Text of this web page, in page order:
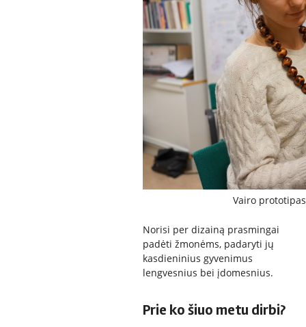
Vairo
Norisi per dizainą prasmingai
padėti žmonėms, padaryti jų
kasdieninius gyvenimus
lengvesnius bei įdomesnius.
Prie ko šiuo metu dirbi?